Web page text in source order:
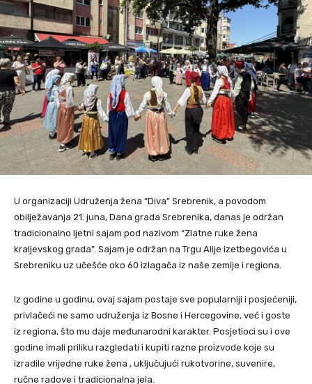
U organizaciji Udruženja žena “Diva” Srebrenik, a povodom
obilježavanja 21. juna, Dana grada Srebrenika, danas je održan
tradicionalno ljetni sajam pod nazivom “Zlatne ruke žena
kraljevskog grada”. Sajam je održan na Trgu Alije izetbegovića u
Srebreniku uz učešće oko 60 izlagača iz naše zemlje i regiona.
Iz godine u godinu, ovaj sajam postaje sve popularniji i posjećeniji,
privlačeći ne samo udruženja iz Bosne i Hercegovine, već i goste
iz regiona, što mu daje međunarodni karakter. Posjetioci su i ove
godine imali priliku razgledati i kupiti razne proizvode koje su
izradile vrijedne ruke žena , uključujući rukotvorine, suvenire,
ručne radove i tradicionalna jela.